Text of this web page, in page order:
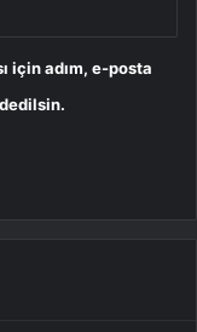
için adım, e-posta